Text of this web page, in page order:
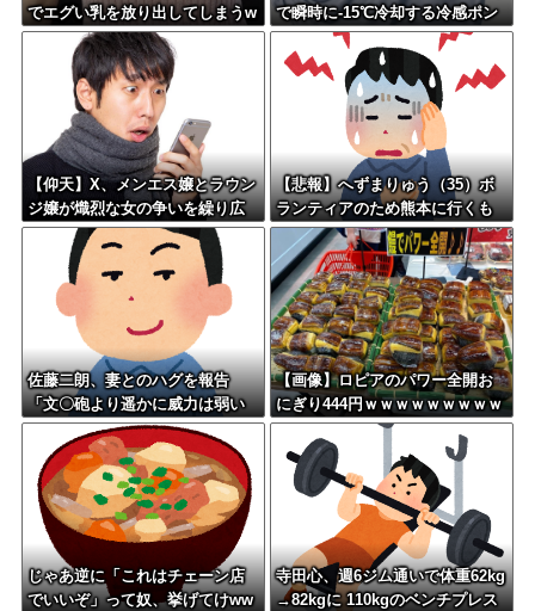
でエグい乳を放り出してしまうw
ww
で瞬時に-15℃冷却する冷感ポン
チョが3,980円ｗｗｗｗｗ
【仰天】X、メンエス嬢とラウン
ジ嬢が熾烈な女の争いを繰り広
げ対戦型になってしまうw w w
w w w w w
【悲報】へずまりゅう（35）ボ
ランティアのため熊本に行くも
体調不良で病院に行く
佐藤二朗、妻とのハグを報告
「文〇砲より遥かに威力は弱い
が、僕のノロケ砲をお見舞いす
る」
【画像】ロピアのパワー全開お
にぎり444円ｗｗｗｗｗｗｗｗｗ
ｗｗｗ
じゃあ逆に「これはチェーン店
でいいぞ」って奴、挙げてけww
寺田心、週6ジム通いで体重62kg
→82kgに 110kgのベンチプレス